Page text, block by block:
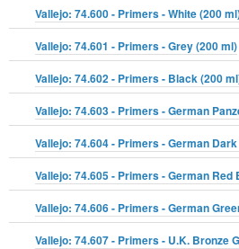
Vallejo: 74.600 - Primers - White (200
Vallejo: 74.601 - Primers - Grey (200 ml)
Vallejo: 74.602 - Primers - Black (200
Vallejo: 74.603 - Primers - German
Vallejo: 74.604 - Primers - German
Vallejo: 74.605 - Primers - German Red
Vallejo: 74.606 - Primers - German
Vallejo: 74.607 - Primers - U.K. Bronze